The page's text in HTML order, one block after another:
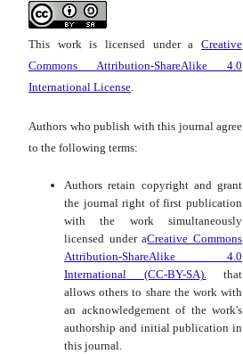
This work is licensed under a Creative
Commons Attribution-ShareAlike 4.0
International License.
Authors who publish with this journal agree
to the following terms:
Authors retain copyright and grant
the journal right of first publication
with the work simultaneously
licensed under aCreative Commons
Attribution-ShareAlike 4.0
International (CC-BY-SA).that
allows others to share the work with
an acknowledgement of the work's
authorship and initial publication in
this journal.